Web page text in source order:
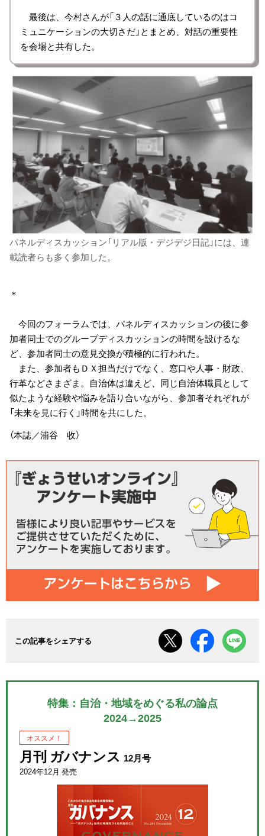
最後は、今村さんが「３人の話に通底しているのはコ
ミュニケーションの大切さだ」とまとめ、対話の重要性
を会場と共有した。
パネルディスカッション「リアル版・デジデジ日記」には、連
載読者らも多く参加した。
＊
今回のフォーラムでは、パネルディスカッションの後に参
加者同士でのグループディスカッションの時間を設けるな
ど、参加者同士の意見交換が積極的に行われた。
また、参加者もＤＸ担当だけでなく、窓口や人事・財政、
行革などさまざま。自治体は違えど、同じ自治体職員として
似たような経験や悩みを語り合いながら、参加者それぞれが
「未来を見に行く」時間を共にした。
（本誌／浦谷 收）
この記事をシェアする
特集：自治・地域をめぐる私の論点
2024→2025
オススメ！
月刊 ガバナンス 12月号
2024年12月 発売